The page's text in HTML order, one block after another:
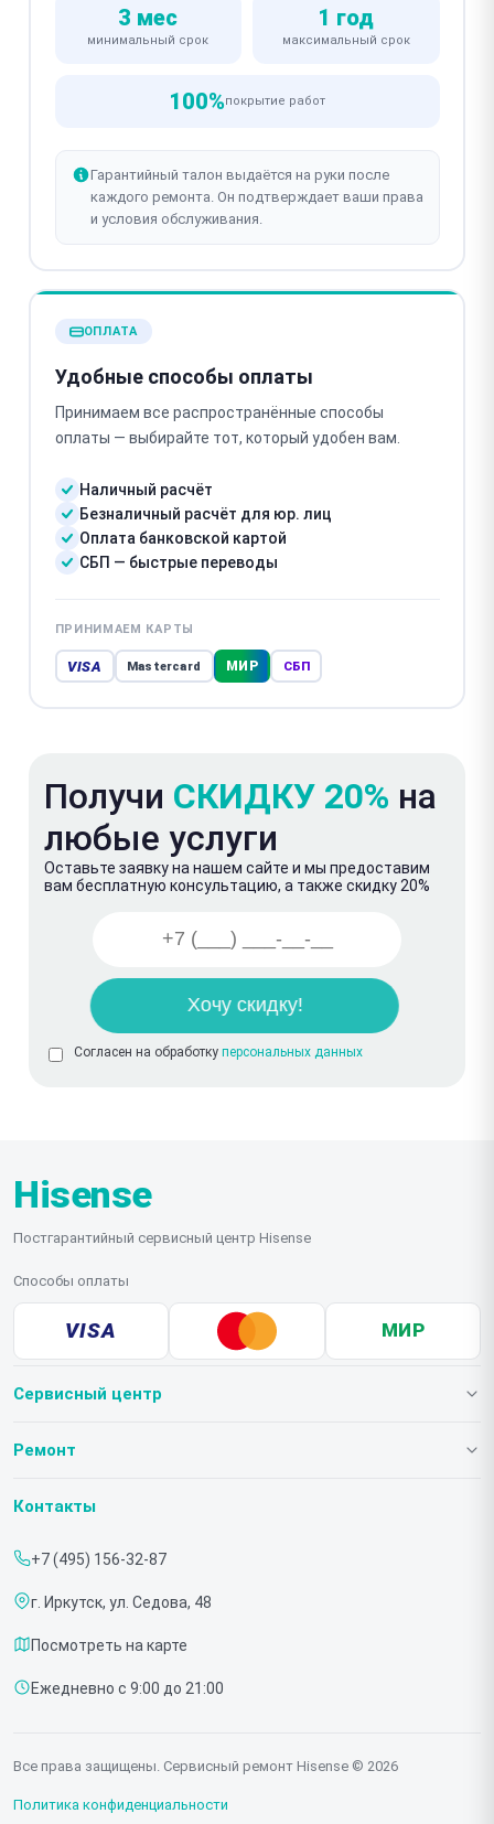
3 мес
минимальный срок
1 год
максимальный срок
100%покрытие работ
Гарантийный талон выдаётся на руки после
каждого ремонта. Он подтверждает ваши права
и условия обслуживания.
ОПЛАТА
Удобные способы оплаты
Принимаем все распространённые способы
оплаты — выбирайте тот, который удобен вам.
Наличный расчёт
Безналичный расчёт для юр. лиц
Оплата банковской картой
СБП — быстрые переводы
ПРИНИМАЕМ КАРТЫ
VISA Mastercard МИР СБП
Получи СКИДКУ 20% на
любые услуги
Оставьте заявку на нашем сайте и мы предоставим
вам бесплатную консультацию, а также скидку 20%
Согласен на обработку персональных данных
Hisense
Постгарантийный сервисный центр Hisense
Способы оплаты
VISA МИР
Сервисный центр
О нашем сервисе
Срочный ремонт
Доставка и способы оплаты
Диагностика
Контакты
Ремонт
Телевизоров
Проекторов
Контакты
+7 (495) 156-32-87
г. Иркутск, ул. Седова, 48
Посмотреть на карте
Ежедневно с 9:00 до 21:00
Все права защищены. Сервисный ремонт Hisense © 2026
Политика конфиденциальности